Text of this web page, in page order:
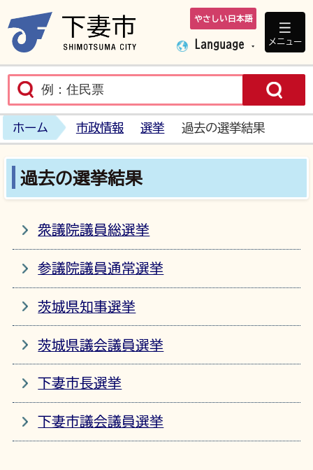
下妻市ホームペ
やさしい日本語
Language メニュー
ホーム 市政情報 選挙 過去の選挙結果
過去の選挙結果
衆議院議員総選挙
参議院議員通常選挙
茨城県知事選挙
茨城県議会議員選挙
下妻市長選挙
下妻市議会議員選挙